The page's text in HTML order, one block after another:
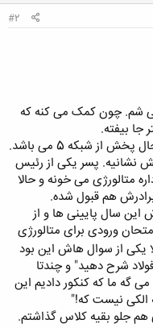
#2
شم. چون کمک می کنه که
جا بیفته.
یکی از این سریال ها که هم اکنون هم در حال پخش از شبکه 5 می باشد.
آتش نشانیه. پسر یکی از رئیس
متالورژی می خونه و حالا
هم قبول شده.
سال پایینی ها و از
ورودی برای متالورژی
یکی از سوال هاش این بود
شرح دهید" و چندتا
گه ما که کنکور دادیم این
الکی نیست که!"
جلو بقیه کلاس گذاشتم.